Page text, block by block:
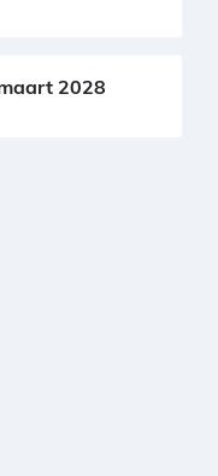
2028